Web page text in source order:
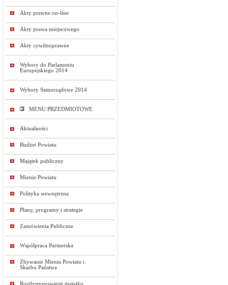
Akty prawne on-line
Akty prawa miejscowego
Akty cywilnoprawne
Wybory do Parlamentu
Europejskiego 2014
Wybory Samorządowe 2014
MENU PRZEDMIOTOWE
Aktualności
Budżet Powiatu
Majątek publiczny
Mienie Powiatu
Polityka wewnętrzna
Plany, programy i strategie
Zamówienia Publiczne
Współpraca Partnerska
Zbywanie Mienia Powiatu i
Skarbu Państwa
Rozdysponowanie majątku